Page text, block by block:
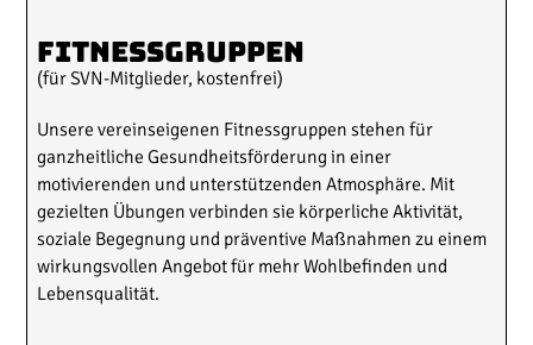
Fitnessgruppen
(für SVN-Mitglieder, kostenfrei)
Unsere vereinseigenen Fitnessgruppen stehen für
ganzheitliche Gesundheitsförderung in einer
motivierenden und unterstützenden Atmosphäre. Mit
gezielten Übungen verbinden sie körperliche Aktivität,
soziale Begegnung und präventive Maßnahmen zu einem
wirkungsvollen Angebot für mehr Wohlbefinden und
Lebensqualität.